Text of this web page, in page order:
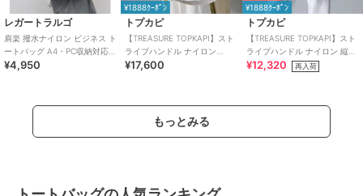
レガートラルゴ
肩楽 撥水ナイロン ビジネス ト
ートバッグ A4・PC収納対応
軽量 肩楽シリーズ
¥4,950
¥1888ｸｰﾎﾟﾝ
トプカピ
【TREASURE TOPKAPI】スト
ライプハンドル ナイロン
2way トートバッグ A4対応
¥17,600
¥1888ｸｰﾎﾟﾝ
トプカピ
【TREASURE TOPKAPI】スト
ライプハンドル ナイロン 縦型
2way トートバッグ A4
¥12,320 再入荷
もっとみる